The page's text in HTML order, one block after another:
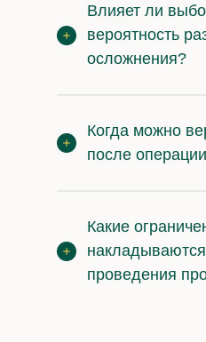
Влияет ли
вероятность
осложнения?
Когда можно
после
Какие
проведения